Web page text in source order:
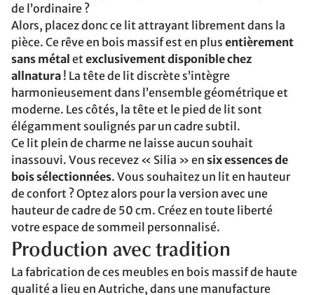
de l’ordinaire ?
Alors, placez donc ce lit attrayant librement dans la
pièce. Ce rêve en bois massif est en plus entièrement
sans métal etexclusivement disponible chez
allnatura ! La tête de lit discrète s’intègre
harmonieusement dans l’ensemble géométrique et
moderne. Les côtés, la tête et le pied de lit sont
élégamment soulignés par un cadre subtil.
Ce lit plein de charme ne laisse aucun souhait
inassouvi. Vous recevez « Silia » en six essences de
bois sélectionnées. Vous souhaitez un lit en hauteur
de confort ? Optez alors pour la version avec une
hauteur de cadre de 50 cm. Créez en toute liberté
votre espace de sommeil personnalisé.
Production avec tradition
La fabrication de ces meubles en bois massif de haute
qualité a lieu en Autriche, dans une manufacture